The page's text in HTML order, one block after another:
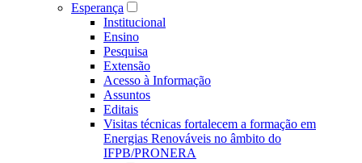
Esperança
Institucional
Ensino
Pesquisa
Extensão
Acesso à Informação
Assuntos
Editais
Visitas técnicas fortalecem a formação em
Energias Renováveis no âmbito do
IFPB/PRONERA